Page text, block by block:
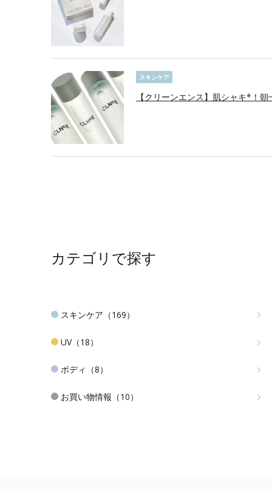
スキンケア
【クリーンエンス】肌シャキ*！
カテゴリで探す
スキンケア（169）
UV（18）
ボディ（8）
お買い物情報（10）